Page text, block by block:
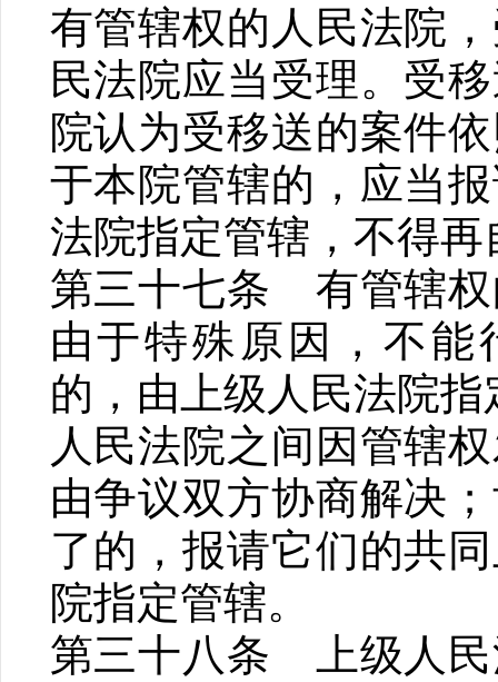
有管辖权的人民法院
民法院应当受理。受
院认为受移送的案件
于本院管辖的，应当
法院指定管辖，不得再
第三十七条 有管辖权
由于特殊原因，不能
的，由上级人民法院指
人民法院之间因管辖
由争议双方协商解决
了的，报请它们的共
院指定管辖。
第三十八条 上级人民